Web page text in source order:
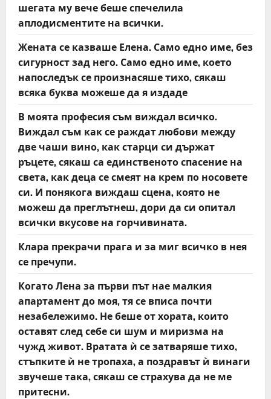
t
i
o
n
шегата му вече беше спечелила
аплодисментите на всички.
Жената се казваше Елена. Само едно име, без
сигурност зад него. Само едно име, което
напоследък се произнасяше тихо, сякаш
всяка буква можеше да я издаде
В моята професия съм виждал всичко.
Виждал съм как се раждат любови между
две чаши вино, как старци си държат
ръцете, сякаш са единственото спасение на
света, как деца се смеят на крем по носовете
си. И понякога виждаш сцена, която не
можеш да преглътнеш, дори да си опитал
всички вкусове на горчивината.
Клара прекрачи прага и за миг всичко в нея
се пречупи.
Когато Лена за първи път нае малкия
апартамент до моя, тя се вписа почти
незабележимо. Не беше от хората, които
оставят след себе си шум и миризма на
чужд живот. Вратата ѝ се затваряше тихо,
стъпките ѝ не тропаха, а поздравът ѝ винаги
звучеше така, сякаш се страхува да не ме
притесни.